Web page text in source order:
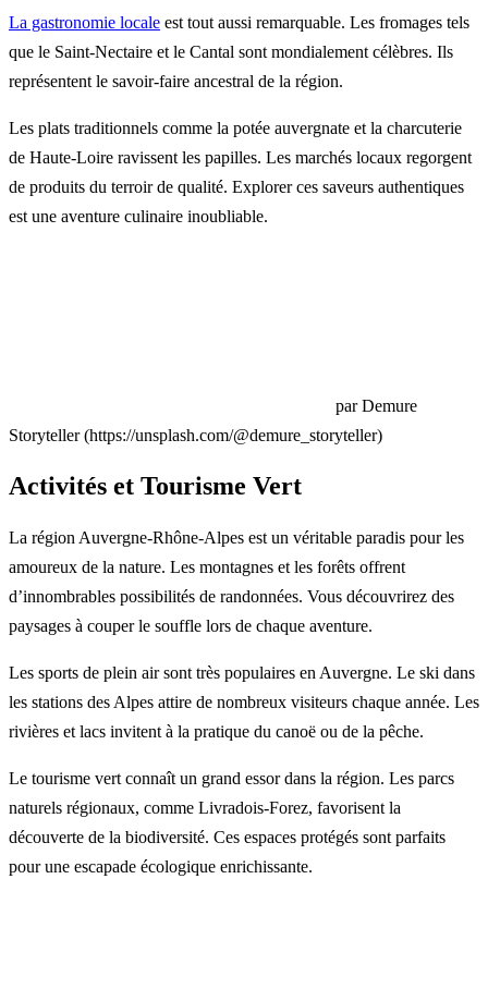
La gastronomie locale est tout aussi remarquable. Les fromages tels
que le Saint-Nectaire et le Cantal sont mondialement célèbres. Ils
représentent le savoir-faire ancestral de la région.
Les plats traditionnels comme la potée auvergnate et la charcuterie
de Haute-Loire ravissent les papilles. Les marchés locaux regorgent
de produits du terroir de qualité. Explorer ces saveurs authentiques
est une aventure culinaire inoubliable.
par Demure
Storyteller (https://unsplash.com/@demure_storyteller)
Activités et Tourisme Vert
La région Auvergne-Rhône-Alpes est un véritable paradis pour les
amoureux de la nature. Les montagnes et les forêts offrent
d’innombrables possibilités de randonnées. Vous découvrirez des
paysages à couper le souffle lors de chaque aventure.
Les sports de plein air sont très populaires en Auvergne. Le ski dans
les stations des Alpes attire de nombreux visiteurs chaque année. Les
rivières et lacs invitent à la pratique du canoë ou de la pêche.
Le tourisme vert connaît un grand essor dans la région. Les parcs
naturels régionaux, comme Livradois-Forez, favorisent la
découverte de la biodiversité. Ces espaces protégés sont parfaits
pour une escapade écologique enrichissante.